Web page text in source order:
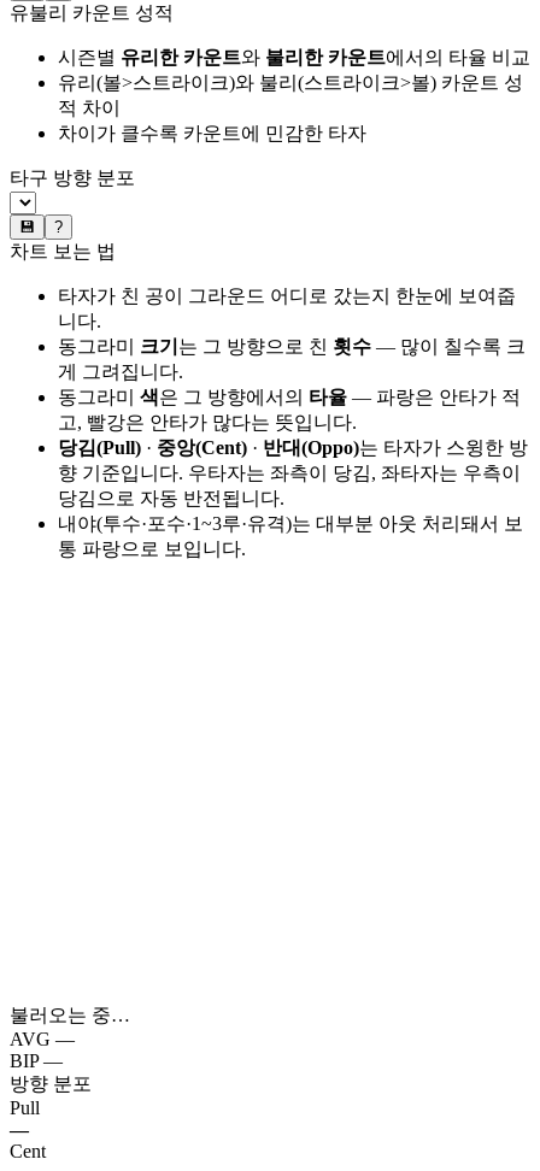
유불리 카운트 성적
시즌별 유리한 카운트와 불리한 카운트에서의 타율 비교
유리(볼>스트라이크)와 불리(스트라이크>볼) 카운트 성
적 차이
차이가 클수록 카운트에 민감한 타자
타구 방향 분포
💾 ?
차트 보는 법
타자가 친 공이 그라운드 어디로 갔는지 한눈에 보여줍
니다.
동그라미 크기 는 그 방향으로 친 횟수 — 많이 칠수록 크
게 그려집니다.
동그라미 색은 그 방향에서의 타율 — 파랑은 안타가 적
고, 빨강은 안타가 많다는 뜻입니다.
당김(Pull) · 중앙(Cent) · 반대(Oppo)는 타자가 스윙한 방
향 기준입니다. 우타자는 좌측이 당김, 좌타자는 우측이
당김으로 자동 반전됩니다.
내야(투수·포수·1~3루·유격)는 대부분 아웃 처리돼서 보
통 파랑으로 보입니다.
불러오는 중…
AVG —
BIP —
방향 분포
Pull
—
Cent